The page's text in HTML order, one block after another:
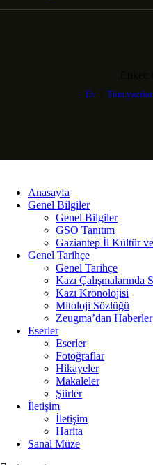
Ev Tüm yazılar
Anasayfa
Genel Bilgiler
Genel Bilgiler
GSO Tanıtım
Gaziantep İl Kültür
Genel Tarihçe
Genel Tarihçe
Kazı Çalışmalarında
Kazı Kronolojisi
Mitoloji Sözlüğü
Zeugma’dan Haberler
Eserler
Eserler
Fotoğraflar
Hikayeler
Makaleler
Şiirler
İletişim
İletişim
Harita
Sanal Müze